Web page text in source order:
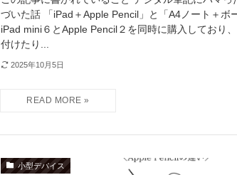
づいた話 「iPad＋Apple Pencil」と「A4ノート＋ボ
iPad mini６とApple Pencil２を同時に購入しており
付けたり...
2025年10月5日
小型デバイス